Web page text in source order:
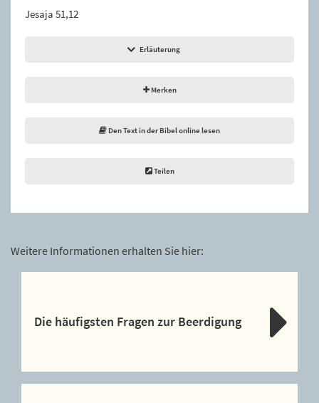
Jesaja 51,12
Erläuterung
Merken
Den Text in der Bibel online lesen
Teilen
Weitere Informationen erhalten Sie hier:
Die häufigsten Fragen zur Beerdigung